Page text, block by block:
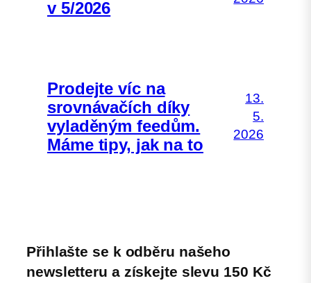
v 5/2026
Prodejte víc na
srovnávačích díky
vyladěným feedům.
Máme tipy, jak na to
13.
5.
2026
Přihlašte se k odběru našeho
newsletteru a získejte slevu 150 Kč